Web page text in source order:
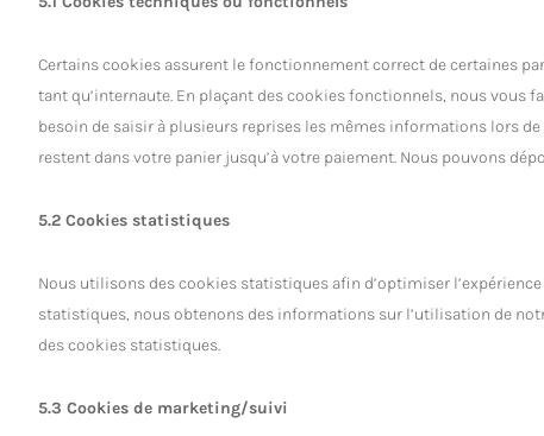
Certains cookies assurent le fonctionnement correct de certaines
tant qu’internaute. En plaçant des cookies fonctionnels, nous vous
besoin de saisir à plusieurs reprises les mêmes informations lors
restent dans votre panier jusqu’à votre paiement. Nous pouvons
5.2 Cookies statistiques
Nous utilisons des cookies statistiques afin d’optimiser
statistiques, nous obtenons des informations sur l’utilisation de
des cookies statistiques.
5.3 Cookies de marketing/suivi